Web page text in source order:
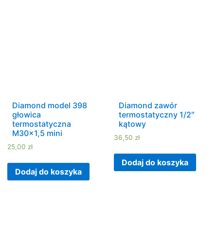
Diamond model 398
głowica
termostatyczna
M30x1,5 mini
25,00 zł
Dodaj do koszyka
Diamond zawór
termostatyczny 1/2″
kątowy
36,50 zł
Dodaj do koszyka